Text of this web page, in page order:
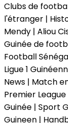
Clubs de
l'étranger |
Mendy | Aliou
Guinée de
Football
Ligue 1
News | Match
Premier League
Guinée | Sport
Guineen |